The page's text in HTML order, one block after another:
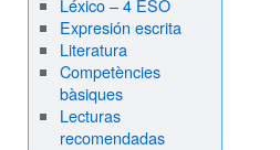
Léxico – 4 ESO
Expresión escrita
Literatura
Competències
bàsiques
Lecturas
recomendadas